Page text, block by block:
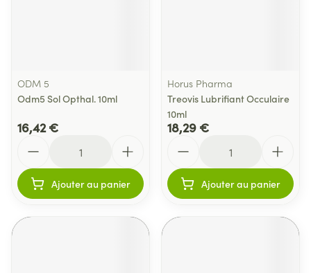
ODM 5
Odm5 Sol Opthal. 10ml
16,42 €
Ajouter au panier
Horus Pharma
Treovis Lubrifiant Occulaire
10ml
18,29 €
Ajouter au panier